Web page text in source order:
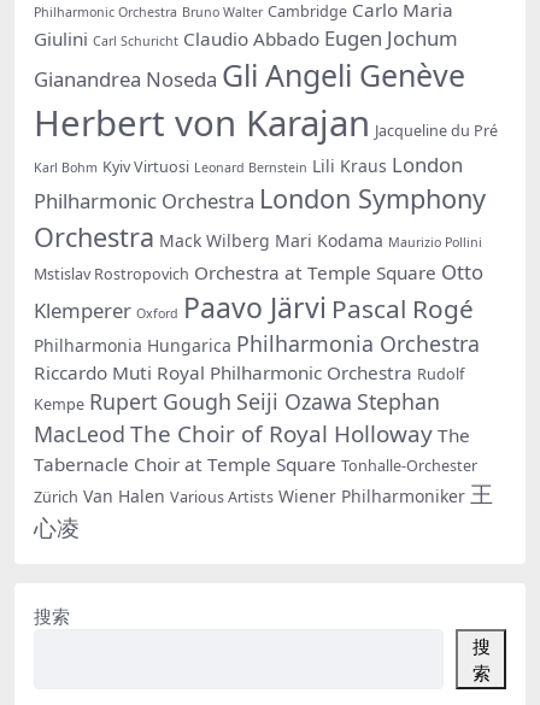
Philharmonic Orchestra Bruno Walter Cambridge Carlo Maria
Giulini Carl Schuricht Claudio Abbado Eugen Jochum
Gianandrea Noseda Gli Angeli Genève
Herbert von Karajan Jacqueline du Pré
Karl Bohm Kyiv Virtuosi Leonard Bernstein Lili Kraus London
Philharmonic Orchestra London Symphony
Orchestra Mack Wilberg Mari Kodama Maurizio Pollini
Mstislav Rostropovich Orchestra at Temple Square Otto
Klemperer Oxford Paavo Järvi Pascal Rogé
Philharmonia Hungarica Philharmonia Orchestra
Riccardo Muti Royal Philharmonic Orchestra Rudolf
Kempe Rupert Gough Seiji Ozawa Stephan
MacLeod The Choir of Royal Holloway The
Tabernacle Choir at Temple Square Tonhalle-Orchester
Zürich Van Halen Various Artists Wiener Philharmoniker 王
心凌
搜索
搜
索